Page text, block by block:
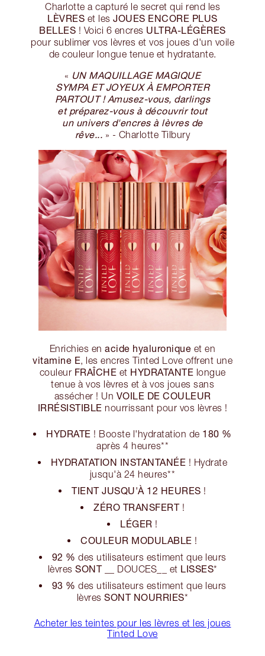
Charlotte a capturé le secret qui rend les
LÈVRES et lesJOUES ENCORE PLUS
BELLES ! Voici 6 encres ULTRA-LÉGÈRES
pour sublimer vos lèvres et vos joues d'un voile
de couleur longue tenue et hydratante.
« UN MAQUILLAGE MAGIQUE
SYMPA ET JOYEUX À EMPORTER
PARTOUT ! Amusez-vous, darlings
et préparez-vous à découvrir tout
un univers d'encres à lèvres de
rêve...
» - Charlotte Tilbury
Enrichies enacide hyaluronique et en
vitamine E, les encres Tinted Love offrent une
couleur FRAÎCHE et HYDRATANTE longue
tenue à vos lèvres et à vos joues sans
assécher ! Un VOILE DE COULEUR
IRRÉSISTIBLE nourrissant pour vos lèvres !
HYDRATE ! Booste l'hydratation de 180 %
après 4 heures**
HYDRATATION INSTANTANÉE ! Hydrate
jusqu'à 24 heures**
TIENT JUSQU'À 12 HEURES !
ZÉRO TRANSFERT!
LÉGER !
COULEUR MODULABLE !
92 % des utilisateurs estiment que leurs
lèvres SONT__ DOUCES__ et LISSES*
93 % des utilisateurs estiment que leurs
lèvresSONT NOURRIES*
Acheter les teintes pour les lèvres et les joues
Tinted Love